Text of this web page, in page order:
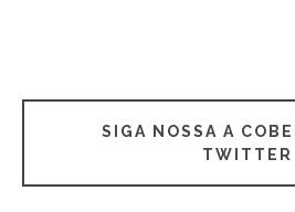
SIGA NOSSA A
TWITTER